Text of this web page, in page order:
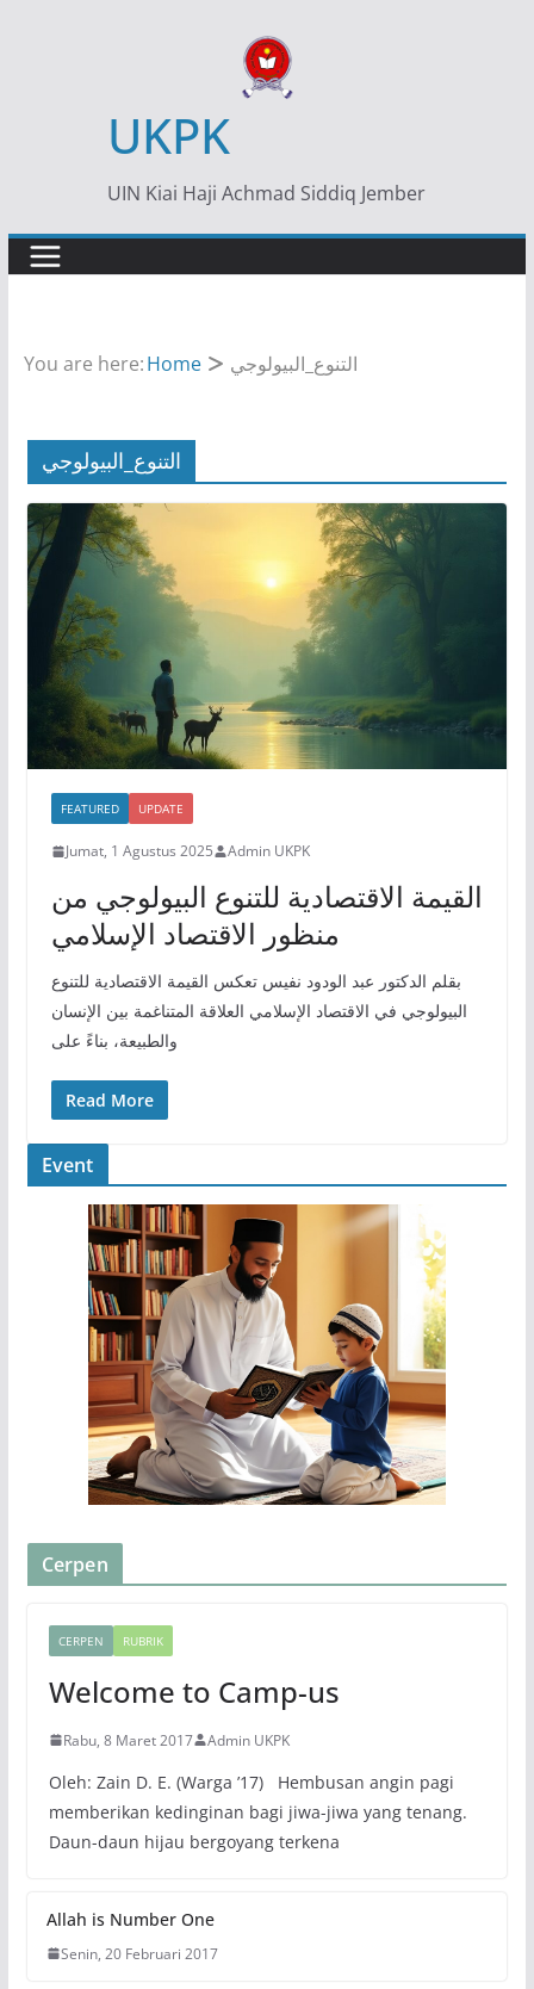
UKPK
UIN Kiai Haji Achmad Siddiq Jember
You are here:Home التنوع_البيولوجي
التنوع_البيولوجي
FEATURED UPDATE
Jumat, 1 Agustus 2025 Admin UKPK
القيمة الاقتصادية للتنوع البيولوجي من
منظور الاقتصاد الإسلامي
بقلم الدكتور عبد الودود نفيس تعكس القيمة الاقتصادية للتنوع
البيولوجي في الاقتصاد الإسلامي العلاقة المتناغمة بين الإنسان
والطبيعة، بناءً على
Read More
Event
Cerpen
CERPEN RUBRIK
Welcome to Camp-us
Rabu, 8 Maret 2017 Admin UKPK
Oleh: Zain D. E. (Warga ’17) Hembusan angin pagi
memberikan kedinginan bagi jiwa-jiwa yang tenang.
Daun-daun hijau bergoyang terkena
Allah is Number One
Senin, 20 Februari 2017